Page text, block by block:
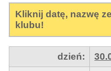
Kliknij datę, nazwę
klubu!
dzień: